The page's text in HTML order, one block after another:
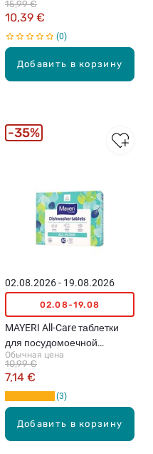
Добавить в корзину
10,39 €
15,99 €
0
Добавить в корзину
02.08.2026 - 19.08.2026
02.08-19.08
MAYERI All-Care таблетки
для посудомоечной
машины, 40шт
Обычная цена
7,14 €
10,99 €
3
35%